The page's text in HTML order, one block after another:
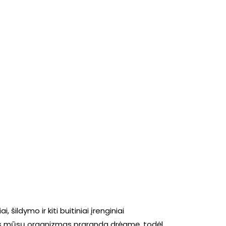
šildymo ir kiti buitiniai įrenginiai